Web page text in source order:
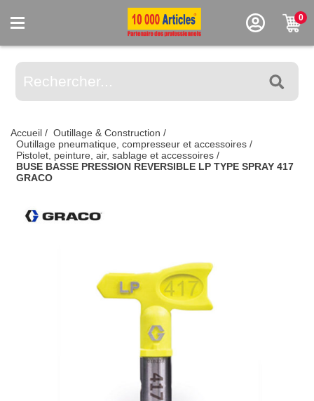
0
Accueil / Outillage & Construction /
Outillage pneumatique, compresseur et accessoires /
Pistolet, peinture, air, sablage et accessoires /
BUSE BASSE PRESSION REVERSIBLE LP TYPE SPRAY 417
GRACO